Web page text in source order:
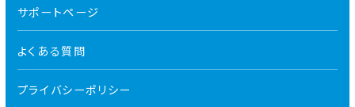
サポートページ
よくある質問
プライバシーポリシー
すぐに使える！お役立ちツール